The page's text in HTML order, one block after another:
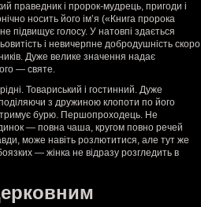
праведник і пророк-мудрець, пригоди і
носить його ім’я («Книга пророка
голосу. У натовпі здається
і невичерпне добродушність скоро
Дуже велике значення надає
— святе.
Товариський і гостинний. Дуже
з дружиною клопоти по його
бурю. Першопроходець. Не
— повна чаша, кругом повно речей
може навіть розлютитися, але тут же
— жінка не відразу розгледить в